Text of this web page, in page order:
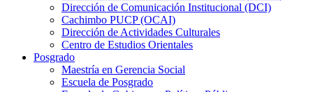
Dirección de Comunicación Institucional (DCI)
Cachimbo PUCP (OCAI)
Dirección de Actividades Culturales
Centro de Estudios Orientales
Posgrado
Maestría en Gerencia Social
Escuela de Posgrado